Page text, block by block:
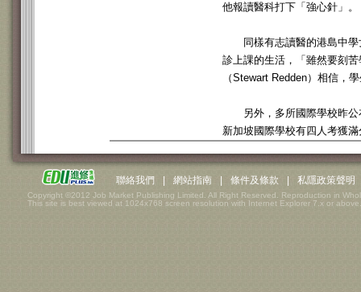
他報讀醫科打下「強心針」。
同樣有志讀醫的港島中學
診上課的生活，「雖然要刻
（Stewart Redden）相信，
另外，多所國際學校昨公
新加坡國際學校有四人考獲
聯絡我們 網站指南 條件及條款 私隱政策聲明
Copyright ©2012 Job Market Publishing Limited. All Right Reserved. Reproduction in
This site is best viewed at 1024x768 screen resolution with Internet Explorer 7.x or